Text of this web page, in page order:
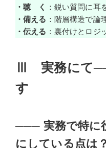
・聴 く
：鋭い質問に耳
・備える ：階層構造で論
・伝える ：裏付けとロジ
Ⅲ 実務にて
す
─── 実務で特
にしている点は？